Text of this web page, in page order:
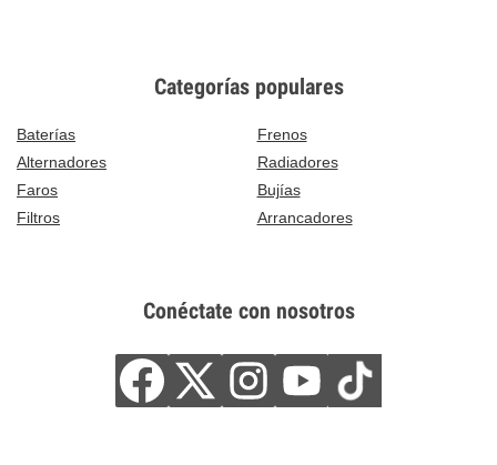
Categorías populares
Baterías
Frenos
Alternadores
Radiadores
Faros
Bujías
Filtros
Arrancadores
Conéctate con nosotros